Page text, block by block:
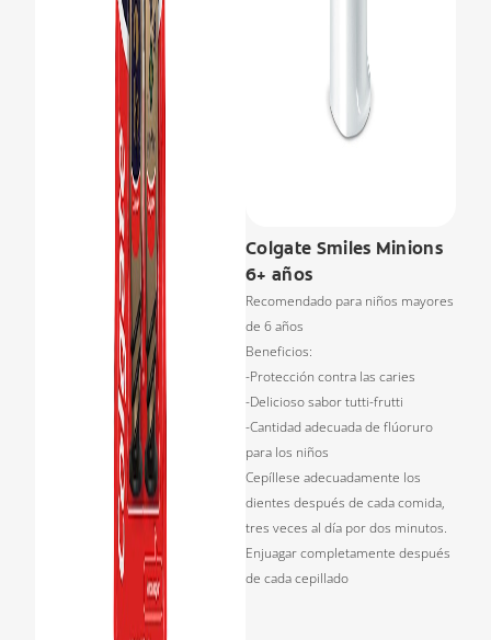
Colgate Smiles Minions
6+ años
Recomendado para niños mayores
de 6 años
Beneficios:
-Protección contra las caries
-Delicioso sabor tutti-frutti
-Cantidad adecuada de flúoruro
para los niños
Cepíllese adecuadamente los
dientes después de cada comida,
tres veces al día por dos minutos.
Enjuagar completamente después
de cada cepillado